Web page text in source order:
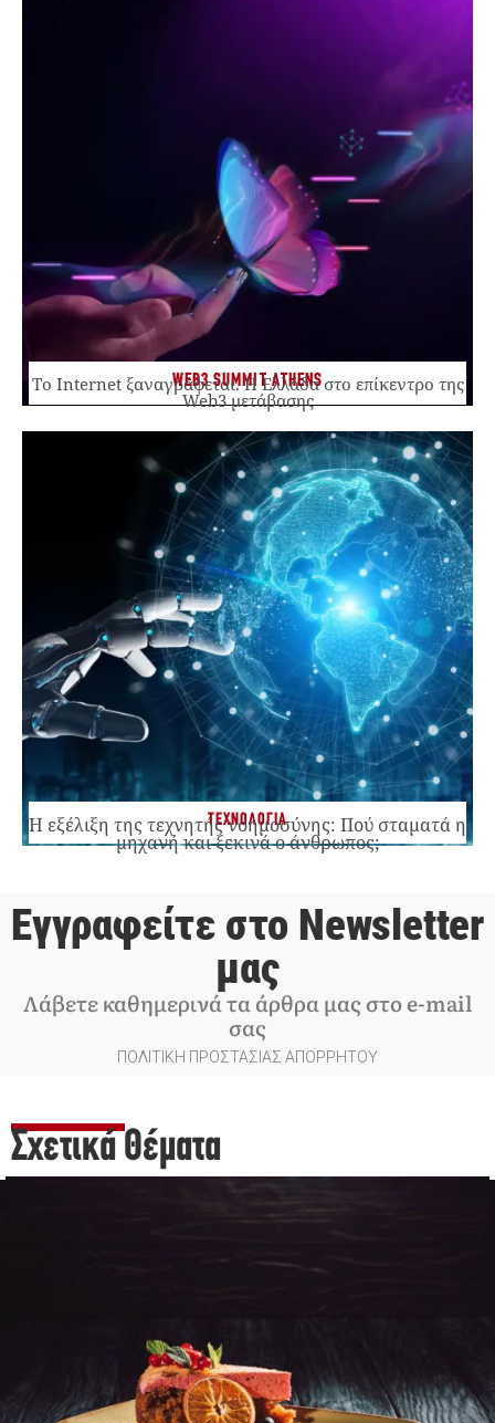
WEB3 SUMMIT ATHENS
Το Internet ξαναγράφεται. Η Ελλάδα στο επίκεντρο της
Web3 μετάβασης
ΤΕΧΝΟΛΟΓΙΑ
Η εξέλιξη της τεχνητής νοημοσύνης: Πού σταματά η
μηχανή και ξεκινά ο άνθρωπος;
Εγγραφείτε στο Newsletter
μας
Λάβετε καθημερινά τα άρθρα μας στο e-mail
σας
ΠΟΛΙΤΙΚΗ ΠΡΟΣΤΑΣΙΑΣ ΑΠΟΡΡΗΤΟΥ
Σχετικά Θέματα